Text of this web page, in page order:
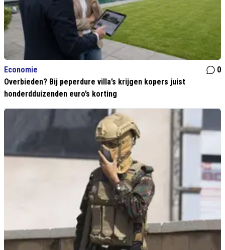
Economie
0
Overbieden? Bij peperdure villa’s krijgen kopers juist
honderdduizenden euro’s korting